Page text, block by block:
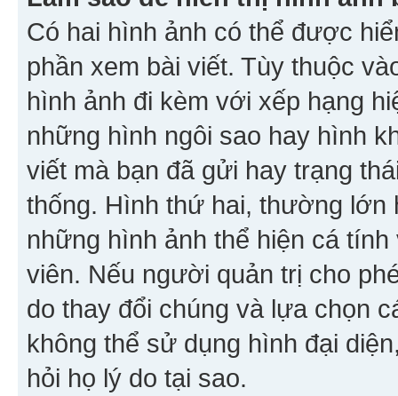
Có hai hình ảnh có thể được
phần xem bài viết. Tùy thuộc
hình ảnh đi kèm với xếp hạng
những hình ngôi sao hay hình
viết mà bạn đã gửi hay trạng
thống. Hình thứ hai, thường
những hình ảnh thể hiện cá
viên. Nếu người quản trị cho
do thay đổi chúng và lựa chọn
không thể sử dụng hình đại
hỏi họ lý do tại sao.